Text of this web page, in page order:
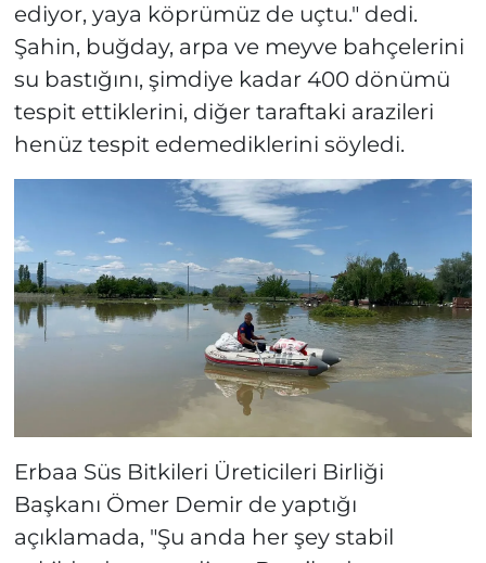
ediyor, yaya köprümüz de uçtu." dedi.
Şahin, buğday, arpa ve meyve bahçelerini
su bastığını, şimdiye kadar 400 dönümü
tespit ettiklerini, diğer taraftaki arazileri
henüz tespit edemediklerini söyledi.
Erbaa Süs Bitkileri Üreticileri Birliği
Başkanı Ömer Demir de yaptığı
açıklamada, "Şu anda her şey stabil